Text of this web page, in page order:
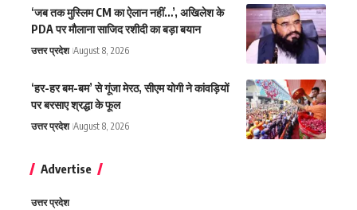
‘जब तक मुस्लिम CM का ऐलान नहीं…’, अखिलेश के
PDA पर मौलाना साजिद रशीदी का बड़ा बयान
उत्तर प्रदेश August 8, 2026
‘हर-हर बम-बम’ से गूंजा मेरठ, सीएम योगी ने कांवड़ियों
पर बरसाए श्रद्धा के फूल
उत्तर प्रदेश August 8, 2026
Advertise
उत्तर प्रदेश